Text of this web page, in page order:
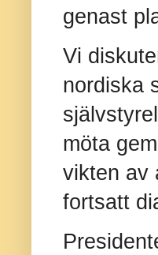
genast
Vi
nordiska
möta
vikten av
fortsatt